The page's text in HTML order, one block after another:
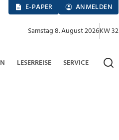
E-PAPER ANMELDEN
Samstag 8. August 2026KW 32
LESERREISE SERVICE